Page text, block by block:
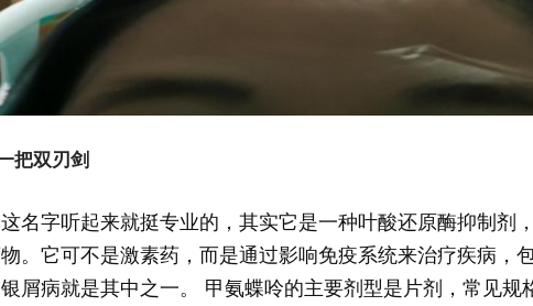
把双刃剑
名字听起来就挺专业的，其实它是一种叶酸还原酶抑制剂
。它可不是激素药，而是通过影响免疫系统来治疗疾病，
屑病就是其中之一。 甲氨蝶呤的主要剂型是片剂，常见规